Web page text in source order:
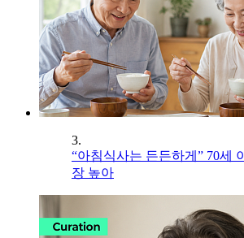
3.
“아침식사는 든든하게” 70세
장 높아